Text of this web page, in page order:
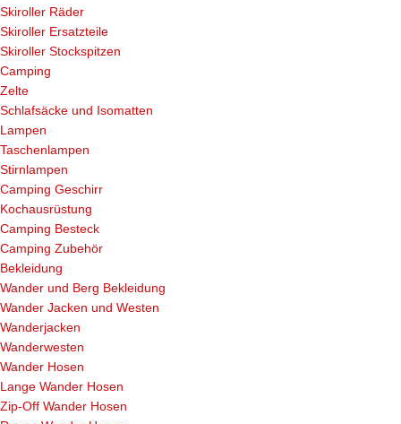
Skiroller Räder
Skiroller Ersatzteile
Skiroller Stockspitzen
Camping
Zelte
Schlafsäcke und Isomatten
Lampen
Taschenlampen
Stirnlampen
Camping Geschirr
Kochausrüstung
Camping Besteck
Camping Zubehör
Bekleidung
Wander und Berg Bekleidung
Wander Jacken und Westen
Wanderjacken
Wanderwesten
Wander Hosen
Lange Wander Hosen
Zip-Off Wander Hosen